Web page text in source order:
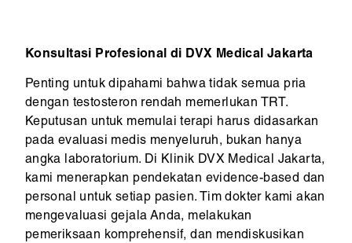
Konsultasi Profesional di DVX Medical Jakarta
Penting untuk dipahami bahwa tidak semua pria
dengan testosteron rendah memerlukan TRT.
Keputusan untuk memulai terapi harus didasarkan
pada evaluasi medis menyeluruh, bukan hanya
angka laboratorium. Di Klinik DVX Medical Jakarta,
kami menerapkan pendekatan evidence-based dan
personal untuk setiap pasien. Tim dokter kami akan
mengevaluasi gejala Anda, melakukan
pemeriksaan komprehensif, dan mendiskusikan